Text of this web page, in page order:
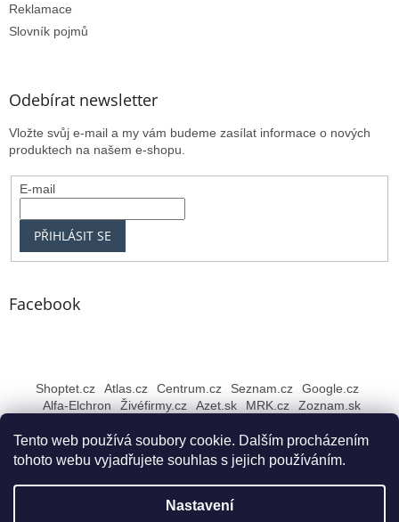
Tento web používá soubory cookie. Dalším procházením
tohoto webu vyjadřujete souhlas s jejich používáním.
Nastavení
Reklamace
Slovník pojmů
Odebírat newsletter
Vložte svůj e-mail a my vám budeme zasílat informace o nových
produktech na našem e-shopu.
E-mail
PŘIHLÁSIT SE
Facebook
Shoptet.cz Atlas.cz Centrum.cz Seznam.cz
Google.cz
Alfa-Elchron
Živéfirmy.cz Azet.sk MRK.cz Zoznam.sk